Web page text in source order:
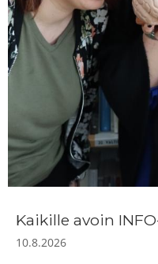
Kaikille avoin
10.8.2026